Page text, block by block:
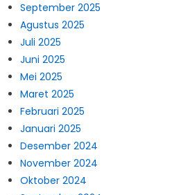
September 2025
Agustus 2025
Juli 2025
Juni 2025
Mei 2025
Maret 2025
Februari 2025
Januari 2025
Desember 2024
November 2024
Oktober 2024